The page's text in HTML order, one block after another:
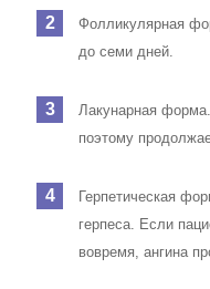
Фолликулярная
до семи дней.
Лакунарная
поэтому
Герпетическая
герпеса. Если
вовремя, ангина